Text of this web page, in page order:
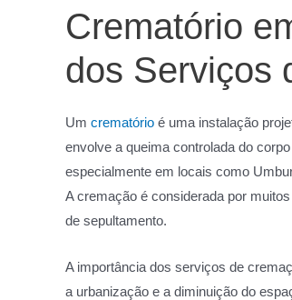
Crematório
dos Serviços
Um crematório é uma instalação
envolve a queima controlada do
especialmente em locais como
A cremação é considerada por
de sepultamento.
A importância dos serviços de
a urbanização e a diminuição do